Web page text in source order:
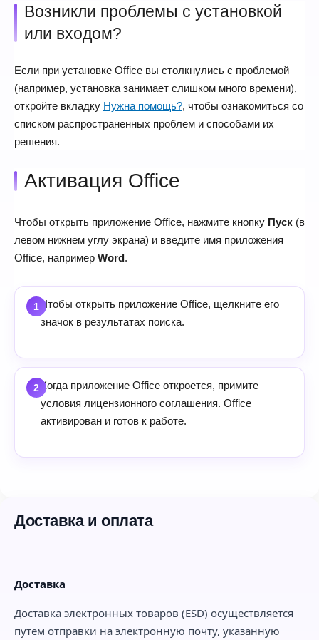
Возникли проблемы с установкой
или входом?
Если при установке Office вы столкнулись с проблемой
(например, установка занимает слишком много времени),
откройте вкладку Нужна помощь?, чтобы ознакомиться со
списком распространенных проблем и способами их
решения.
Активация Office
Чтобы открыть приложение Office, нажмите кнопку Пуск (в
левом нижнем углу экрана) и введите имя приложения
Office, например Word.
Чтобы открыть приложение Office, щелкните его
значок в результатах поиска.
Когда приложение Office откроется, примите
условия лицензионного соглашения. Office
активирован и готов к работе.
Доставка и оплата
Доставка
Доставка электронных товаров (ESD) осуществляется
путем отправки на электронную почту, указанную